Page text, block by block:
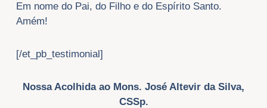
Em nome do Pai, do Filho e do Espírito Santo.
Amém!
[/et_pb_testimonial]
Nossa Acolhida ao Mons. José Altevir da Silva,
CSSp.